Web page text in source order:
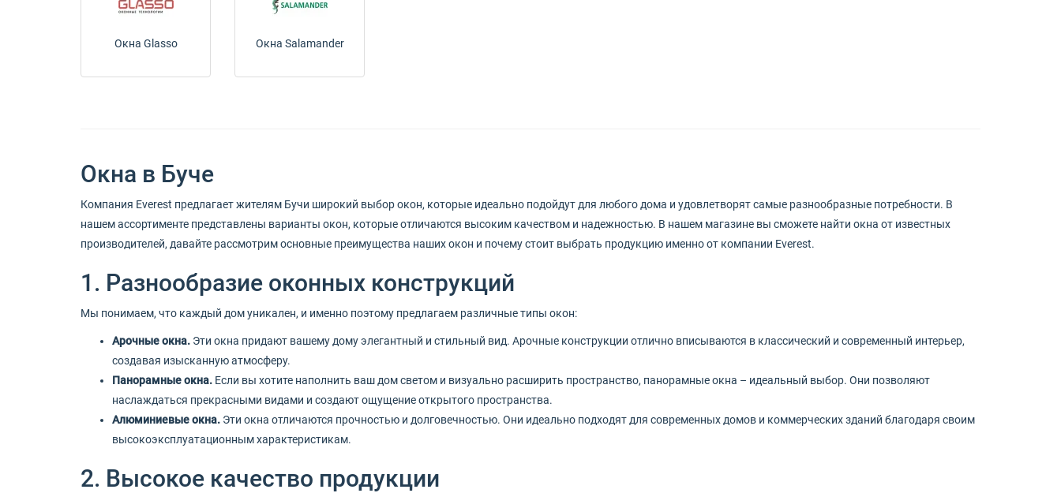
Окна Glasso Окна Salamander
Окна в Буче
Компания Everest предлагает жителям Бучи широкий выбор окон, которые идеально подойдут для любого дома и удовлетворят самые разнообразные потребности. В
нашем ассортименте представлены варианты окон, которые отличаются высоким качеством и надежностью. В нашем магазине вы сможете найти окна от известных
производителей, давайте рассмотрим основные преимущества наших окон и почему стоит выбрать продукцию именно от компании Everest.
1. Разнообразие оконных конструкций
Мы понимаем, что каждый дом уникален, и именно поэтому предлагаем различные типы окон:
Арочные окна. Эти окна придают вашему дому элегантный и стильный вид. Арочные конструкции отлично вписываются в классический и современный интерьер,
создавая изысканную атмосферу.
Панорамные окна. Если вы хотите наполнить ваш дом светом и визуально расширить пространство, панорамные окна – идеальный выбор. Они позволяют
наслаждаться прекрасными видами и создают ощущение открытого пространства.
Алюминиевые окна. Эти окна отличаются прочностью и долговечностью. Они идеально подходят для современных домов и коммерческих зданий благодаря своим
высокоэксплуатационным характеристикам.
2. Высокое качество продукции